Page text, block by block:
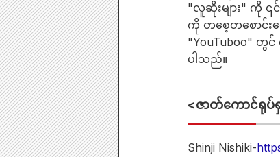
"လူဆိုးများ" ကို
ကို တစေ့တစောင်းဖ
"YouTuboo"
ပါသည်။
<ဇာတ်ကောင်ရုပ်
Shinji Nishiki-